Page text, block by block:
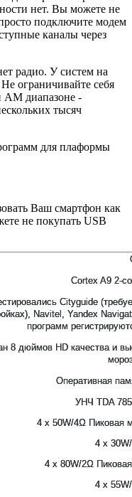
нет. Вы можете не
подключите модем
каналы через
радио. У систем на
ограничивайте себя
диапазоне -
тысяч
для плаформы
Ваш смартфон как
не покупать USB
Сortex A9 2-
Cityguide
Navitel, Yandex
программ
8 дюймов HD качества и
Оперативная
УНЧ TDA
4 x 50W/4Ω Пиковая
4 x
4 x 80W/2Ω
4 x